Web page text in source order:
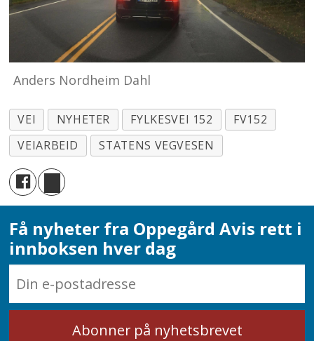
Anders Nordheim Dahl
VEI NYHETER FYLKESVEI 152
FV152
VEIARBEID
STATENS VEGVESEN
Få nyheter fra Oppegård Avis rett i
innboksen hver dag